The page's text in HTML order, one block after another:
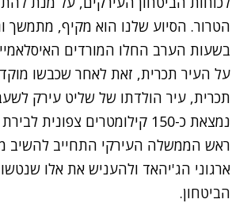
הטרור. הסיוע שלנו הוא מקיף, מתמשך
בשעות הערב החלו המורדים
על העיר תכרית, זאת לאחר שכבשו
תכרית, עיר הולדתו של שליט עירק
נמצאת כ-150 קילומטרים צפונית
ראש הממשלה העירקי התחייב להשיב
ארגוני הג'יהאד ולהעניש את אלו
הביטחון.